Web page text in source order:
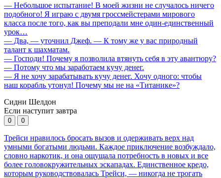
— Небольшое испытание! В моей жизни не случалось ничего
подобного! Я играю с двумя гроссмейстерами мирового
класса после того, как вы преподали мне один-единственный
урок…
— Два, — уточнил Джеф. — К тому же у вас природный
талант к шахматам.
— Господи! Почему я позволила втянуть себя в эту авантюру?
— Потому что мы заработаем кучу денег.
— Я не хочу зарабатывать кучу денег. Хочу одного: чтобы
наш корабль утонул! Почему мы не на «Титанике»?
Сидни Шелдон
Если наступит завтра
0 0
Трейси нравилось бросать вызов и одерживать верх над
умными богатыми людьми. Каждое приключение возбуждало,
словно наркотик, и она ощущала потребность в новых и все
более головокружительных эскападах. Единственное кредо,
которым руководствовалась Трейси, — никогда не трогать